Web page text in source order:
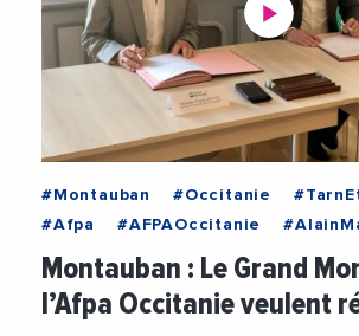
#Montauban #Occitanie
#Afpa
#AFPAOccitanie
#Emploi
#EmploiFormation
#Formation
#GrandMontauban
#ThierryDeville
#Videos
Montauban : Le Grand
l’Afpa Occitanie veulent